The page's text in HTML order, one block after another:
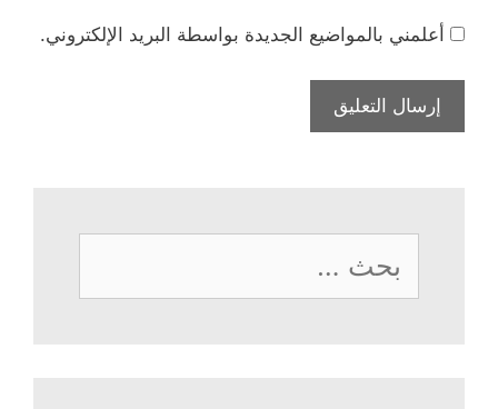
أعلمني بالمواضيع الجديدة بواسطة البريد الإلكتروني.
البحث
عن: